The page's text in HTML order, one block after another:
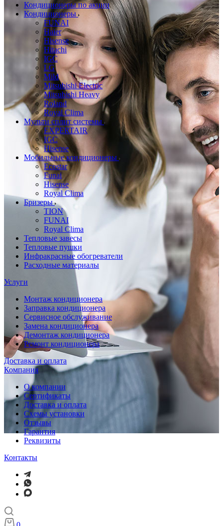
Кондиционеры по акции
Кондиционеры
FUNAI
Haier
Hisense
Hitachi
IGC
LG
Mild
Mitsubishi Electric
Mitsubishi Heavy
Roland
Royal Clima
Мульти сплит системы
EXPERTAIR
IGC
Hisense
Мобильные кондиционеры
Ecostar
Funai
Hisense
Royal Clima
Бризеры
TION
FUNAI
Royal Clima
Тепловые завесы
Тепловые пушки
Инфракрасные обогреватели
Расходные материалы
Услуги
Монтаж кондиционера
Заправка кондиционера
Сервисное обслуживание
Замена кондиционера
Демонтаж кондиционера
Ремонт кондиционера
Доставка и оплата
Компания
О компании
Сертификаты
Доставка и оплата
Схемы установки
Отзывы
Гарантия
Реквизиты
Контакты